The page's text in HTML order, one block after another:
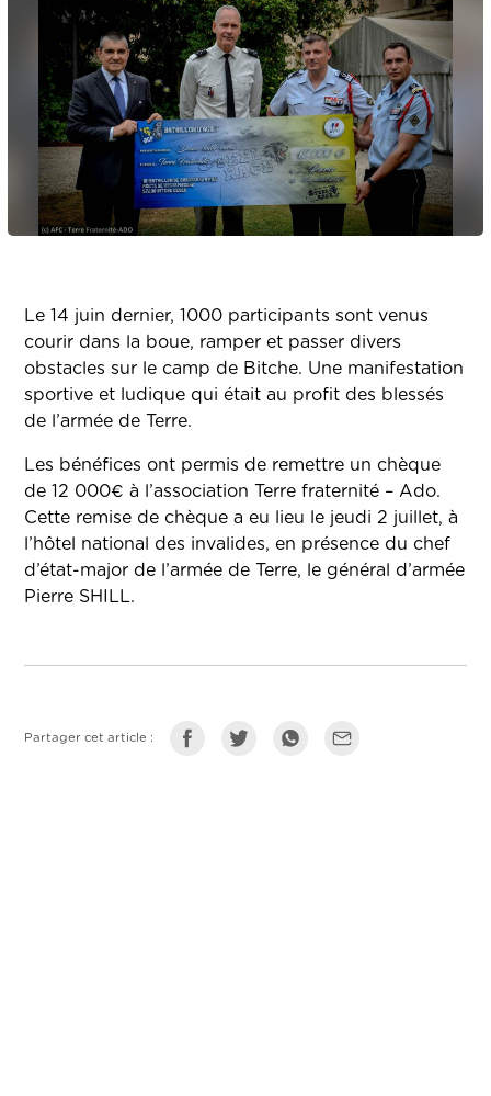
Le 14 juin dernier, 1000 participants sont venus
courir dans la boue, ramper et passer divers
obstacles sur le camp de Bitche. Une manifestation
sportive et ludique qui était au profit des blessés
de l’armée de Terre.
Les bénéfices ont permis de remettre un chèque
de 12 000€ à l’association Terre fraternité – Ado.
Cette remise de chèque a eu lieu le jeudi 2 juillet, à
l’hôtel national des invalides, en présence du chef
d’état-major de l’armée de Terre, le général d’armée
Pierre SHILL.
Partager cet article :